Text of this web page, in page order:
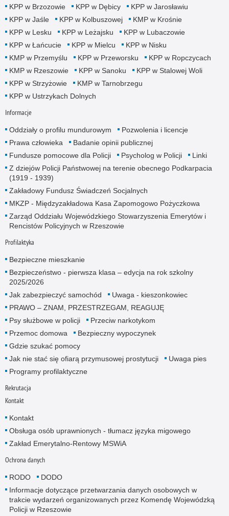
KPP w Brzozowie KPP w Dębicy
KPP w Jarosławiu
KPP w Jaśle
KPP w Kolbuszowej
KMP w Krośnie
KPP w Lesku
KPP w Leżajsku
KPP w Lubaczowie
KPP w Łańcucie
KPP w Mielcu
KPP w Nisku
KMP w Przemyślu
KPP w Przeworsku
KPP w Ropczycach
KMP w Rzeszowie
KPP w Sanoku
KPP w Stalowej Woli
KPP w Strzyżowie
KMP w Tarnobrzegu
KPP w Ustrzykach Dolnych
Informacje
Oddziały o profilu mundurowym
Pozwolenia i licencje
Prawa człowieka
Badanie opinii publicznej
Fundusze pomocowe dla Policji
Psycholog w Policji
Linki
Z dziejów Policji Państwowej na terenie obecnego Podkarpacia
(1919 - 1939)
Zakładowy Fundusz Świadczeń Socjalnych
MKZP - Międzyzakładowa Kasa Zapomogowo Pożyczkowa
Zarząd Oddziału Wojewódzkiego Stowarzyszenia Emerytów i
Rencistów Policyjnych w Rzeszowie
Profilaktyka
Bezpieczne mieszkanie
Bezpieczeństwo - pierwsza klasa – edycja na rok szkolny
2025/2026
Jak zabezpieczyć samochód
Uwaga - kieszonkowiec
PRAWO – ZNAM, PRZESTRZEGAM, REAGUJĘ
Psy służbowe w policji
Przeciw narkotykom
Przemoc domowa
Bezpieczny wypoczynek
Gdzie szukać pomocy
Jak nie stać się ofiarą przymusowej prostytucji
Uwaga pies
Programy profilaktyczne
Rekrutacja
Kontakt
Kontakt
Obsługa osób uprawnionych - tłumacz języka migowego
Zakład Emerytalno-Rentowy MSWiA
Ochrona danych
RODO
DODO
Informacje dotyczące przetwarzania danych osobowych w
trakcie wydarzeń organizowanych przez Komendę Wojewódzką
Policji w Rzeszowie